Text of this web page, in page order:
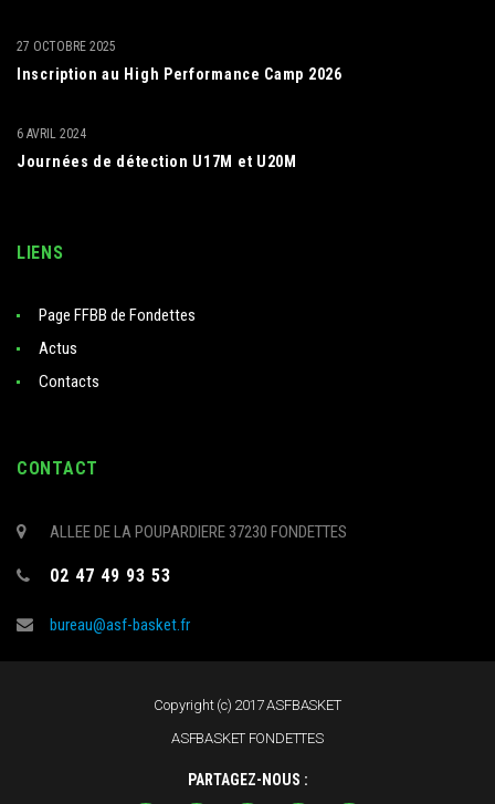
Inscription au High Performance Camp 2026
27 OCTOBRE 2025
Journées de détection U17M et U20M
6 AVRIL 2024
LIENS
Page FFBB de Fondettes
Actus
Contacts
CONTACT
ALLEE DE LA POUPARDIERE 37230 FONDETTES
02 47 49 93 53
bureau@asf-basket.fr
Copyright (c) 2017 ASFBASKET
ASFBASKET FONDETTES
PARTAGEZ-NOUS :